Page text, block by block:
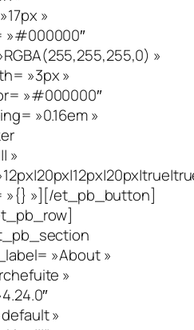
»
»
»3px »
»#000000″
»0.16em »
»
»{} »][/et_pb_button]
»About »
»
»